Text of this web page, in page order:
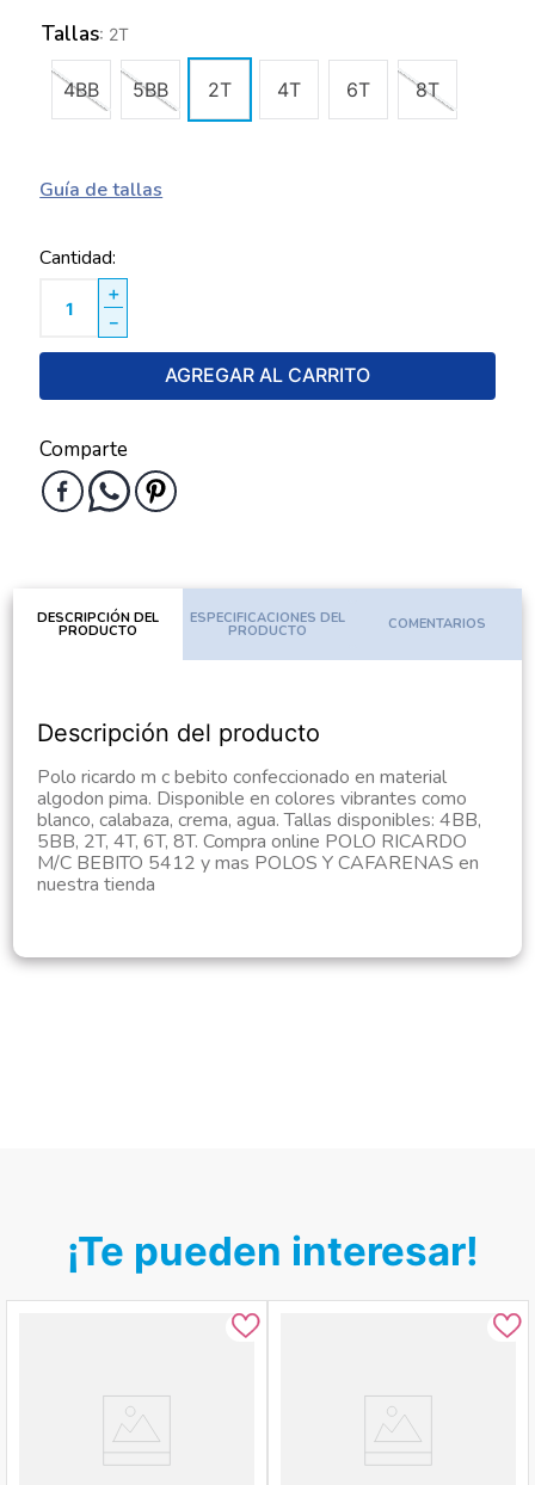
Tallas: 2T
4BB 5BB 2T 4T 6T 8T
Guía de tallas
Cantidad
＋
－
AGREGAR AL CARRITO
Comparte
DESCRIPCIÓN DEL
PRODUCTO
ESPECIFICACIONES DEL
PRODUCTO COMENTARIOS
Descripción del producto
Polo ricardo m c bebito confeccionado en material
algodon pima. Disponible en colores vibrantes como
blanco, calabaza, crema, agua. Tallas disponibles: 4BB,
5BB, 2T, 4T, 6T, 8T. Compra online POLO RICARDO
M/C BEBITO 5412 y mas POLOS Y CAFARENAS en
nuestra tienda
¡Te pueden interesar!